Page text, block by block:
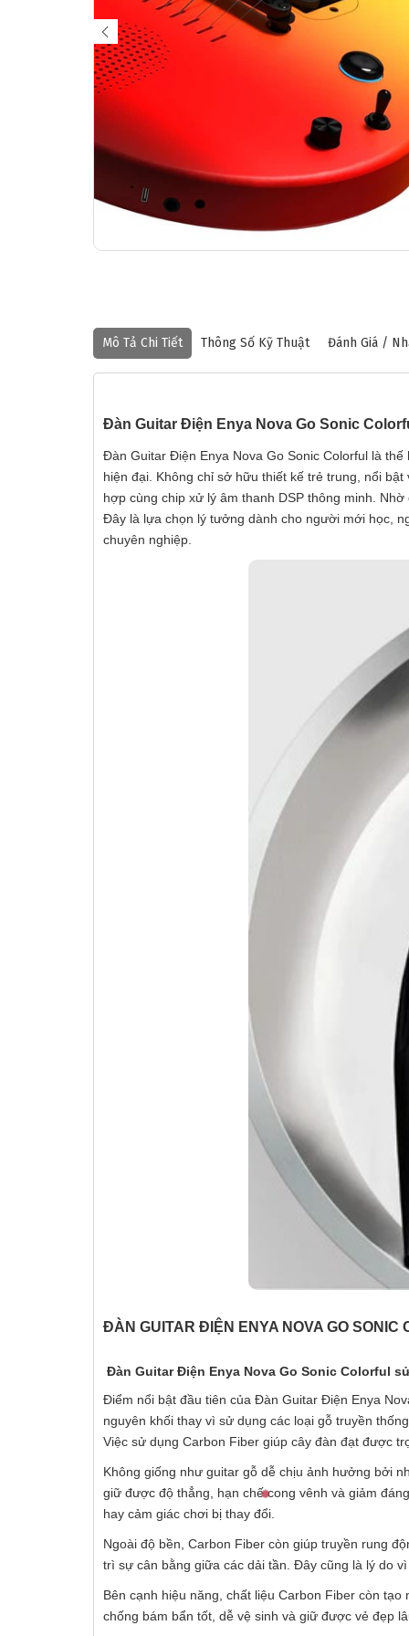
Mô Tả Chi Tiết Thông Số Kỹ Thuật Đánh Giá /
Đàn Guitar Điện Enya Nova Go Sonic
Đàn Guitar Điện Enya Nova Go Sonic Colorful là
hiện đại. Không chỉ sở hữu thiết kế trẻ trung, nổi
hợp cùng chip xử lý âm thanh DSP thông minh.
Đây là lựa chọn lý tưởng dành cho người mới học,
chuyên nghiệp.
ĐÀN GUITAR ĐIỆN ENYA NOVA GO SONIC
Đàn Guitar Điện Enya Nova Go Sonic Colorful
Điểm nổi bật đầu tiên của Đàn Guitar Điện Enya
nguyên khối thay vì sử dụng các loại gỗ truyền
Việc sử dụng Carbon Fiber giúp cây đàn đạt được
Không giống như guitar gỗ dễ chịu ảnh hưởng bởi
giữ được độ thẳng, hạn chế cong vênh và giảm
hay cảm giác chơi bị thay đổi.
Ngoài độ bền, Carbon Fiber còn giúp truyền rung
trì sự cân bằng giữa các dải tần. Đây cũng là lý do
Bên cạnh hiệu năng, chất liệu Carbon Fiber còn
chống bám bẩn tốt, dễ vệ sinh và giữ được vẻ đẹp